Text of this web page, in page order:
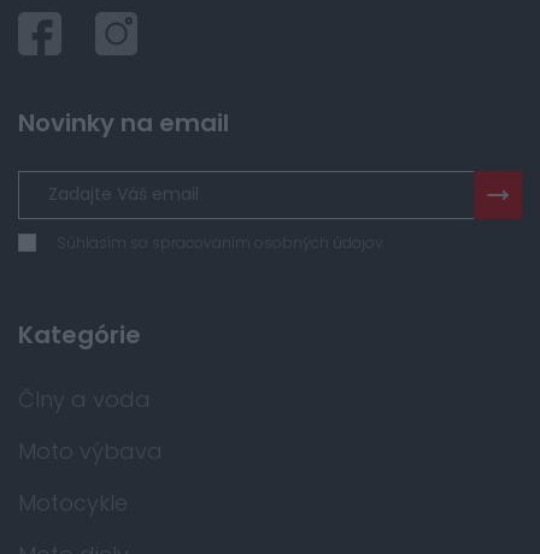
Novinky na email
Súhlasím so spracovaním osobných údajov
Kategórie
Člny a voda
Moto výbava
Motocykle